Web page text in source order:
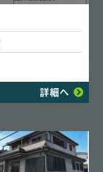
詳細へ